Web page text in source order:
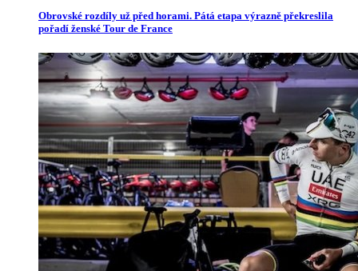
Obrovské rozdíly už před horami. Pátá etapa výrazně překreslila
pořadí ženské Tour de France